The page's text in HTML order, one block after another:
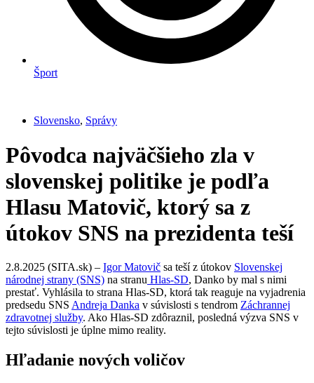
Šport
Slovensko, Správy
Pôvodca najväčšieho zla v
slovenskej politike je podľa
Hlasu Matovič, ktorý sa z
útokov SNS na prezidenta teší
2.8.2025 (SITA.sk) – Igor Matovič sa teší z útokov Slovenskej
národnej strany (SNS) na stranu Hlas-SD, Danko by mal s nimi
prestať. Vyhlásila to strana Hlas-SD, ktorá tak reaguje na vyjadrenia
predsedu SNS Andreja Danka v súvislosti s tendrom Záchrannej
zdravotnej služby. Ako Hlas-SD zdôraznil, posledná výzva SNS v
tejto súvislosti je úplne mimo reality.
Hľadanie nových voličov